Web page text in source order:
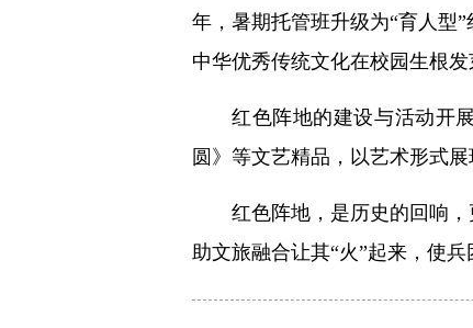
年，暑期托管班升级为“育人型
中华优秀传统文化在校园生根发
红色阵地的建设与活动开
圆》等文艺精品，以艺术形式
红色阵地，是历史的回响
助文旅融合让其“火”起来，使